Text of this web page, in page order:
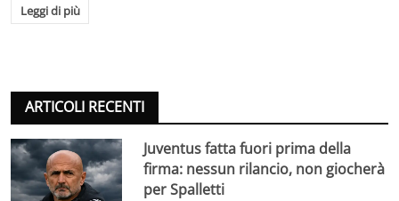
Leggi di più
ARTICOLI RECENTI
Juventus fatta fuori prima della
firma: nessun rilancio, non giocherà
per Spalletti